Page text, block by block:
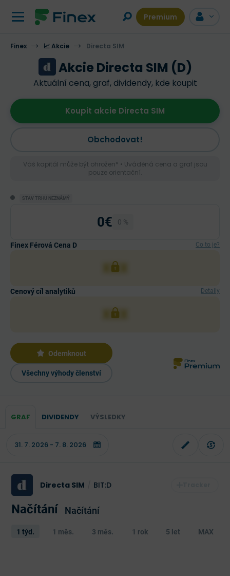
Premium
Finex 📈 Akcie Directa SIM
Akcie Directa SIM (D)
Aktuální cena, graf, dividendy, kde koupit
Obchodovat!
Koupit akcie Directa SIM
Váš kapitál může být ohrožen* • Uváděná cena a graf jsou
pouze orientační.
STAV TRHU NEZNÁMÝ
0€ 0 %
Finex Férová Cena D Co to je?
XXX
Cenový cíl analytiků Detaily
XXX
Odemknout
Všechny výhody členství
GRAF DIVIDENDY VÝSLEDKY
Directa SIM BIT:D
Načítání Načítání
1 týd. 1 měs. 3 měs. 1 rok 5 let MAX